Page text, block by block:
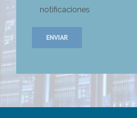
notificaciones